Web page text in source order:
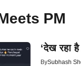
PM
‘देख रहा
BySubhash